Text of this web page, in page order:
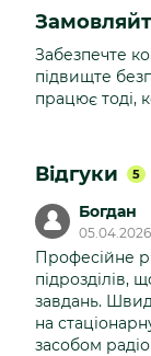
Забезпечте
підвищте
працює тоді,
Відгуки 5
Богдан
05.04.2026
Професійне
підрозділів,
завдань.
на
засобом